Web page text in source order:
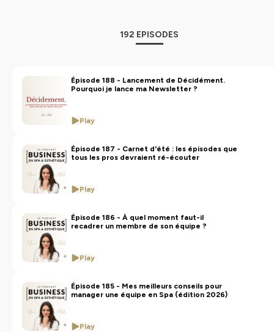
, trouvez des pistes de développement
Créé par Tiphaine Modeste, directrice d’Expertise Spa
Bien-Etre - Centre de Formation, auteur du livre
"Artisans de la beauté : Devenez de véritables chefs
d'entreprise" éditions Dunod
Hébergé par Ausha. Visitezausha.co/politique-de-
confidentialite
pour plus d'informations.
192 EPISODES
Épisode 188 - Lancement de Décidément.
Pourquoi je lance ma Newsletter ?
Play
Épisode 187 - Carnet d'été : les épisodes que
tous les pros devraient ré-écouter
Play
Épisode 186 - À quel moment faut-il
recadrer un membre de son équipe ?
Play
Épisode 185 - Mes meilleurs conseils pour
manager une équipe en Spa (édition 2026)
Play